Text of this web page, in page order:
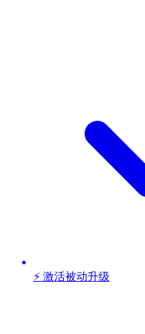
⚡ 激活被动升级